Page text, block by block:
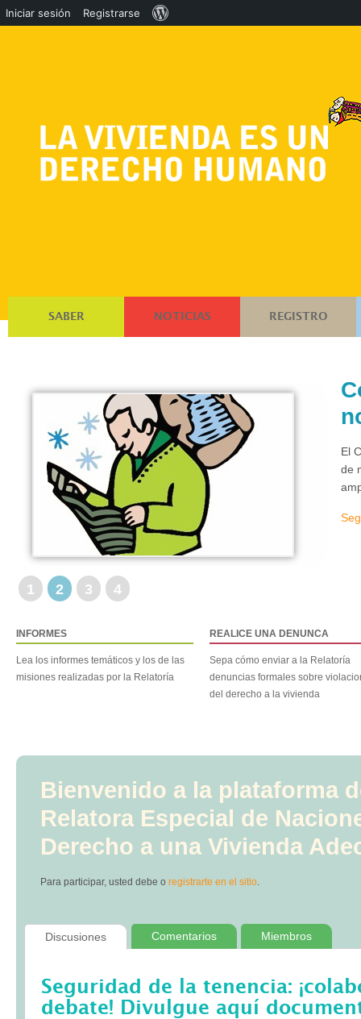
SABER NOTICIAS REGISTRO
El
de
1 2 3 4
INFORMES
Lea los informes temáticos y los de las
misiones realizadas por la Relatoría
REALICE UNA DENUNCA
Sepa cómo enviar a la Relatoría
denuncias formales sobre
del derecho a la vivienda
Bienvenido a la plataforma
Relatora Especial de
Derecho a una Vivienda
Para participar, usted debe o registrarte en el sitio.
Discusiones Comentarios Miembros
Seguridad de la tenencia:
debate! Divulgue aquí
Iniciar sesión Registrarse